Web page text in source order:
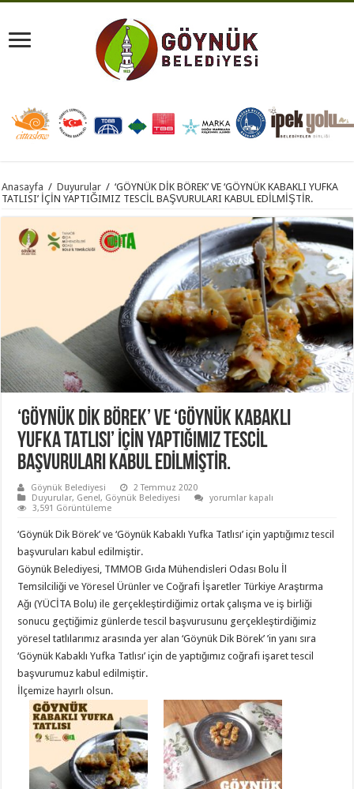
Anasayfa / Duyurular / ‘GÖYNÜK DİK BÖREK’ VE ‘GÖYNÜK KABAKLI YUFKA
TATLISI’ İÇİN YAPTIĞIMIZ TESCİL BAŞVURULARI KABUL EDİLMİŞTİR.
‘GÖYNÜK DİK BÖREK’ VE ‘GÖYNÜK KABAKLI
YUFKA TATLISI’ İÇİN YAPTIĞIMIZ TESCİL
BAŞVURULARI KABUL EDİLMİŞTİR.
Göynük Belediyesi
2 Temmuz 2020
Duyurular, Genel, Göynük Belediyesi
‘GÖYNÜK
‘GÖYNÜK
TATLISI’
YAPTIĞIMIZ
TESCİL
BAŞVURULARI
KABUL
için
yorumlar kapalı
3,591 Görüntüleme
‘Göynük Dik Börek’ ve ‘Göynük Kabaklı Yufka Tatlısı’ için yaptığımız tescil
başvuruları kabul edilmiştir.
Göynük Belediyesi, TMMOB Gıda Mühendisleri Odası Bolu İl
Temsilciliği ve Yöresel Ürünler ve Coğrafi İşaretler Türkiye Araştırma
Ağı (YÜCİTA Bolu) ile gerçekleştirdiğimiz ortak çalışma ve iş birliği
sonucu geçtiğimiz günlerde tescil başvurusunu gerçekleştirdiğimiz
yöresel tatlılarımız arasında yer alan ‘Göynük Dik Börek’ ’in yanı sıra
‘Göynük Kabaklı Yufka Tatlısı’ için de yaptığımız coğrafi işaret tescil
başvurumuz kabul edilmiştir.
İlçemize hayırlı olsun.